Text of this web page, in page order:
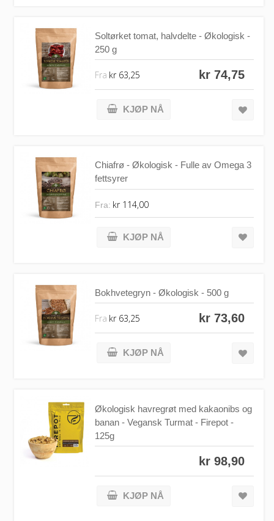
Soltørket tomat, halvdelte - Økologisk -
250 g
kr 74,75
Fra kr 63,25
KJØP NÅ
Chiafrø - Økologisk - Fulle av Omega 3
fettsyrer
Fra: kr 114,00
KJØP NÅ
Bokhvetegryn - Økologisk - 500 g
kr 73,60
Fra kr 63,25
KJØP NÅ
Økologisk havregrøt med kakaonibs og
banan - Vegansk Turmat - Firepot -
125g
kr 98,90
KJØP NÅ